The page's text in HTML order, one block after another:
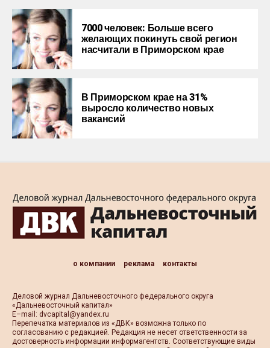
7000 человек: Больше всего
желающих покинуть свой регион
насчитали в Приморском крае
В Приморском крае на 31%
выросло количество новых
вакансий
о компании реклама контакты
Деловой журнал Дальневосточного федерального округа
«Дальневосточный капитал»
Е–mail: dvcapital@yandex.ru
Перепечатка материалов из «ДВК» возможна только по
согласованию с редакцией. Редакция не несет ответственности за
достоверность информации информагентств. Соответствующие виды